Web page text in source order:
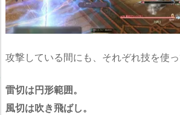
攻撃している間にも、それぞれ技を使っ
雷切は円形範囲。
風切は吹き飛ばし。